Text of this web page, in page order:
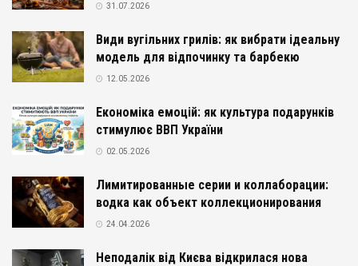
31.07.2026
Види вугільних грилів: як вибрати ідеальну
модель для відпочинку та барбекю
12.05.2026
Економіка емоцій: як культура подарунків
стимулює ВВП України
02.05.2026
Лимитированные серии и коллаборации:
водка как объект коллекционирования
24.04.2026
Неподалік від Києва відкрилася нова